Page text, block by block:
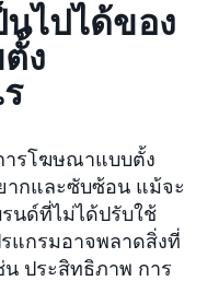
ไปได้ของ
ง
ารโฆษณาแบบตั้ง
ากและซับซ้อน แม้จะ
นด์ที่ไม่ได้ปรับใช้
แกรมอาจพลาดสิ่งที่
น ประสิทธิภาพ การ